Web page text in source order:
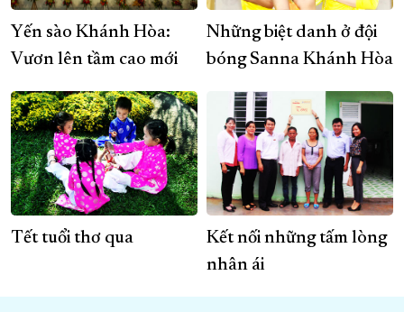
Yến sào Khánh Hòa:
Vươn lên tầm cao mới
Những biệt danh ở đội
bóng Sanna Khánh Hòa
Tết tuổi thơ qua
Kết nối những tấm lòng
nhân ái